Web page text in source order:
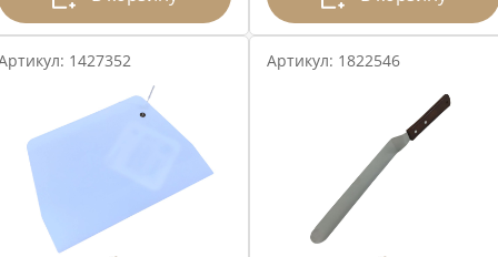
1427352 Артикул: 1822546